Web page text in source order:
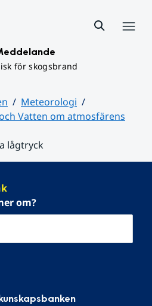
för skogsbrand
Meteorologi
Vatten om atmosfärens
lågtryck
om?